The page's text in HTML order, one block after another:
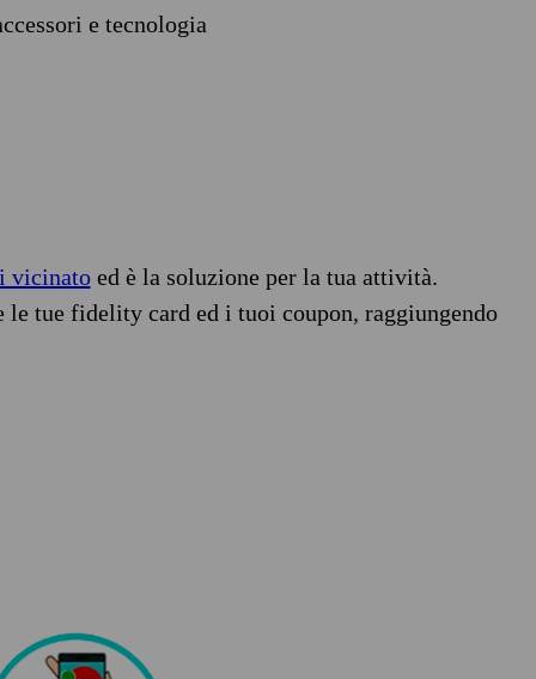
e tecnologia
vicinatoed è la soluzione per la tua attività.
tue fidelity card ed i tuoi coupon, raggiungendo